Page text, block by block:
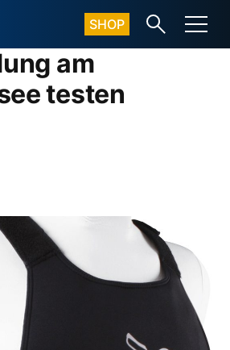
SHOP
am
testen